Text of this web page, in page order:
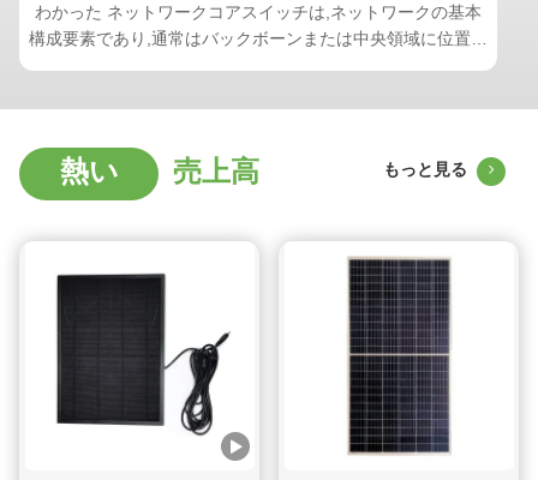
わかった ネットワークコアスイッチは,ネットワークの基本
構成要素であり,通常はバックボーンまたは中央領域に位置す
トへのゲートウェイとして機能し,ルーターを通じてサーバ
ー,インターネットサービスプロバイダー (ISP) との接続を容
易にする.そして他のスイッチの合計効率的に転送されるトラ
イッチであることが重要です. ...
熱い 売上高 もっと見る